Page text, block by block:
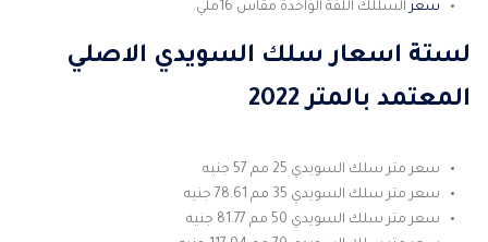
سعرالسللك اللفة الواحدة مقاس 16ملي.
لستة اسعار سلك السويدي الاصلي
المعتمد بالمتر 2022
سعر متر سلك السويدي 25 مم 57 جنيه
سعر متر سلك السويدي 35 مم 78.61 جنيه
سعر متر سلك السويدي 50 مم 81.77 جنيه